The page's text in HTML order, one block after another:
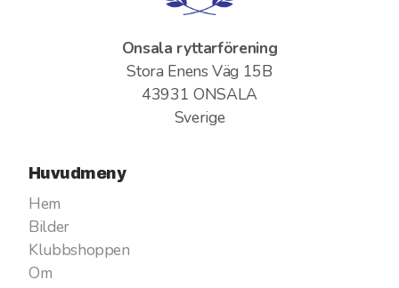
Onsala ryttarförening
Stora Enens Väg 15B
43931 ONSALA
Sverige
Huvudmeny
Hem
Bilder
Klubbshoppen
Om